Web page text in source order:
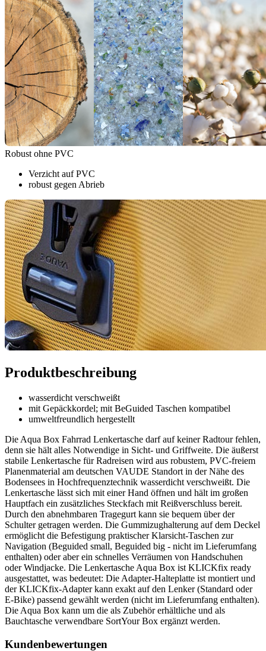
Robust ohne PVC
Verzicht auf PVC
robust gegen Abrieb
Produktbeschreibung
wasserdicht verschweißt
mit Gepäckkordel; mit BeGuided Taschen kompatibel
umweltfreundlich hergestellt
Die Aqua Box Fahrrad Lenkertasche darf auf keiner Radtour fehlen,
denn sie hält alles Notwendige in Sicht- und Griffweite. Die äußerst
stabile Lenkertasche für Radreisen wird aus robustem, PVC-freiem
Planenmaterial am deutschen VAUDE Standort in der Nähe des
Bodensees in Hochfrequenztechnik wasserdicht verschweißt. Die
Lenkertasche lässt sich mit einer Hand öffnen und hält im großen
Hauptfach ein zusätzliches Steckfach mit Reißverschluss bereit.
Durch den abnehmbaren Tragegurt kann sie bequem über der
Schulter getragen werden. Die Gummizughalterung auf dem Deckel
ermöglicht die Befestigung praktischer Klarsicht-Taschen zur
Navigation (Beguided small, Beguided big - nicht im Lieferumfang
enthalten) oder aber ein schnelles Verräumen von Handschuhen
oder Windjacke. Die Lenkertasche Aqua Box ist KLICKfix ready
ausgestattet, was bedeutet: Die Adapter-Halteplatte ist montiert und
der KLICKfix-Adapter kann exakt auf den Lenker (Standard oder
E-Bike) passend gewählt werden (nicht im Lieferumfang enthalten).
Die Aqua Box kann um die als Zubehör erhältliche und als
Bauchtasche verwendbare SortYour Box ergänzt werden.
Kundenbewertungen